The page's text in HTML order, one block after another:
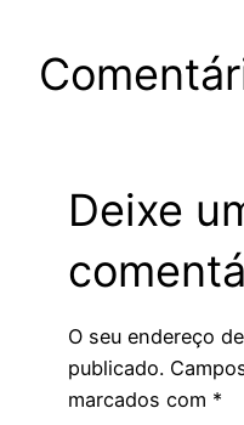
Deixe
O seu endereço
publicado.
marcados com *